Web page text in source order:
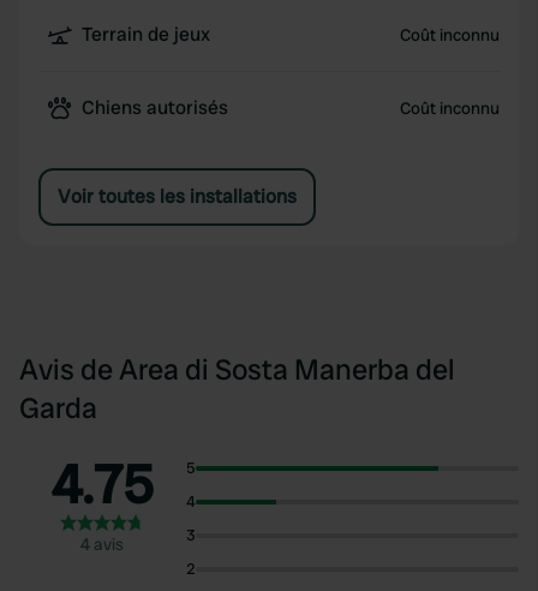
Terrain de jeux Coût inconnu
Chiens autorisés Coût inconnu
Voir toutes les installations
Avis de Area di Sosta Manerba del
Garda
4.75
4 avis
5
4
3
2